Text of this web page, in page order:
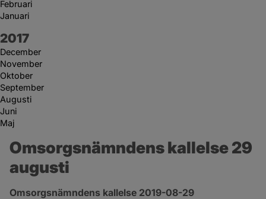
Februari
Januari
År:
2017
December
November
Oktober
September
Augusti
Juni
Maj
Omsorgsnämndens kallelse 29
augusti
Omsorgsnämndens kallelse 2019-08-29